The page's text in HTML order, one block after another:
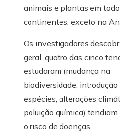
animais e plantas em
continentes, exceto na
Os investigadores
geral, quatro das cinco
estudaram (mudança na
biodiversidade, introdução
espécies, alterações
poluição química) tendiam
o risco de doenças.